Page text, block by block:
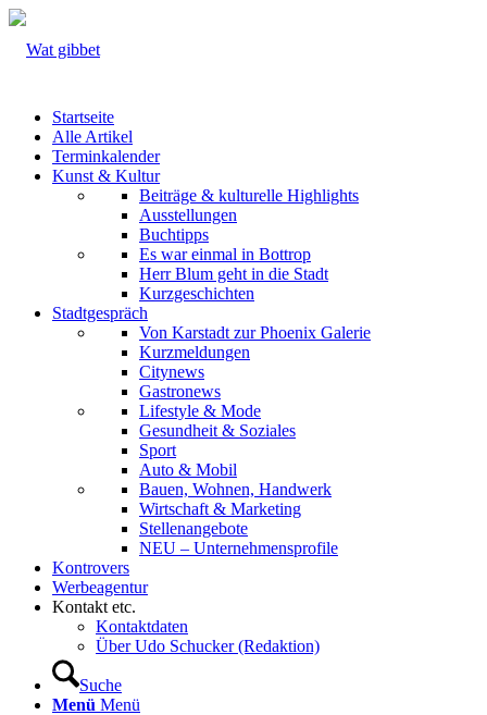
Startseite
Alle Artikel
Terminkalender
Kunst & Kultur
Beiträge & kulturelle Highlights
Ausstellungen
Buchtipps
Es war einmal in Bottrop
Herr Blum geht in die Stadt
Kurzgeschichten
Stadtgespräch
Von Karstadt zur Phoenix Galerie
Kurzmeldungen
Citynews
Gastronews
Lifestyle & Mode
Gesundheit & Soziales
Sport
Auto & Mobil
Bauen, Wohnen, Handwerk
Wirtschaft & Marketing
Stellenangebote
NEU – Unternehmens­profile
Kontrovers
Werbeagentur
Kontakt etc.
Kontaktdaten
Über Udo Schucker (Redaktion)
Suche
Menü Menü